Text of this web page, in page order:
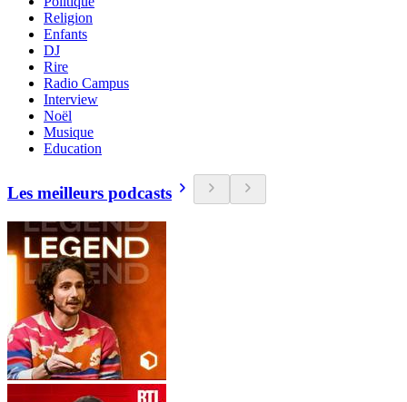
Religion
Enfants
DJ
Rire
Radio Campus
Interview
Noël
Musique
Education
Les meilleurs podcasts